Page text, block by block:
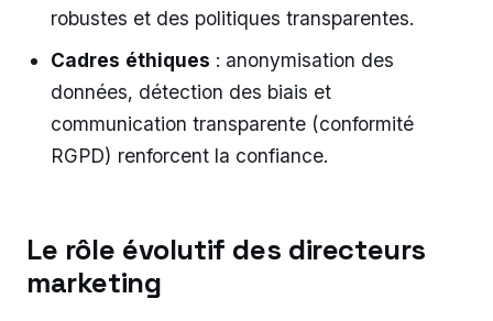
robustes et des politiques transparentes.
Cadres éthiques : anonymisation des
données, détection des biais et
communication transparente (conformité
RGPD) renforcent la confiance.
Le rôle évolutif des directeurs
marketing